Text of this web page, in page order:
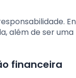
além de ser uma
financeira